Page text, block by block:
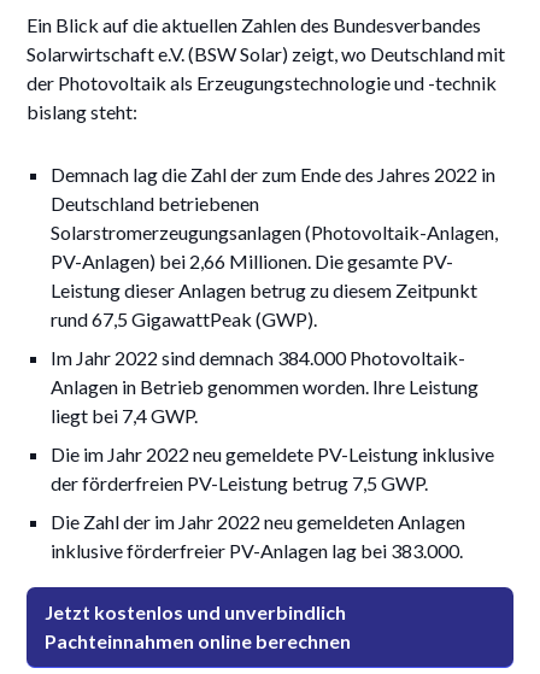
Ein Blick auf die aktuellen Zahlen des Bundesverbandes
Solarwirtschaft e.V. (BSW Solar) zeigt, wo Deutschland mit
der Photovoltaik als Erzeugungstechnologie und -technik
bislang steht:
Demnach lag die Zahl der zum Ende des Jahres 2022 in
Deutschland betriebenen
Solarstromerzeugungsanlagen (Photovoltaik-Anlagen,
PV-Anlagen) bei 2,66 Millionen. Die gesamte PV-
Leistung dieser Anlagen betrug zu diesem Zeitpunkt
rund 67,5 GigawattPeak (GWP).
Im Jahr 2022 sind demnach 384.000 Photovoltaik-
Anlagen in Betrieb genommen worden. Ihre Leistung
liegt bei 7,4 GWP.
Die im Jahr 2022 neu gemeldete PV-Leistung inklusive
der förderfreien PV-Leistung betrug 7,5 GWP.
Die Zahl der im Jahr 2022 neu gemeldeten Anlagen
inklusive förderfreier PV-Anlagen lag bei 383.000.
Jetzt kostenlos und unverbindlich
Pachteinnahmen online berechnen